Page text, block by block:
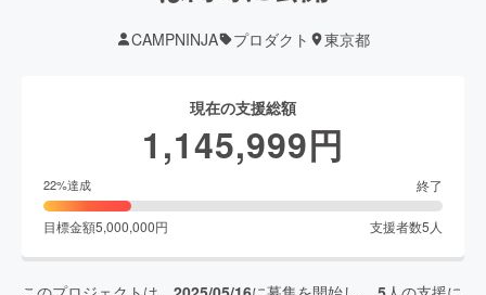
CAMPNINJA プロダクト 東京都
現在の支援総額
1,145,999円
22%達成 終了
目標金額5,000,000円 支援者数5 人